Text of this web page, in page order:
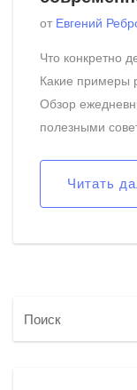
от Евгений
Что конкретно
Какие примеры
Обзор
полезными
Читать